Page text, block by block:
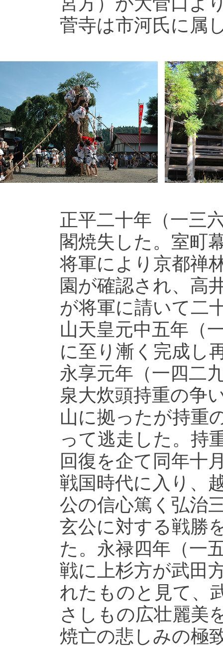
菅寺は市河氏に属
正平二十年（一三
閣焼失した。室町
将軍により京都禅
園が確認され、高
が将軍に請いて二
山天皇元中五年（
に至り漸く完成し
永享元年（一四二
泉大炊頭持重の争
山に拠ったが持重
って逃走した。持
回復を企て同年十
戦国時代に入り、
公の信心篤く弘治
玄公に対する戦勝
た。永禄四年（一
戦に上杉方が武田
れたものと見て、
さしもの広壮麗美
焼亡の悲しみの極